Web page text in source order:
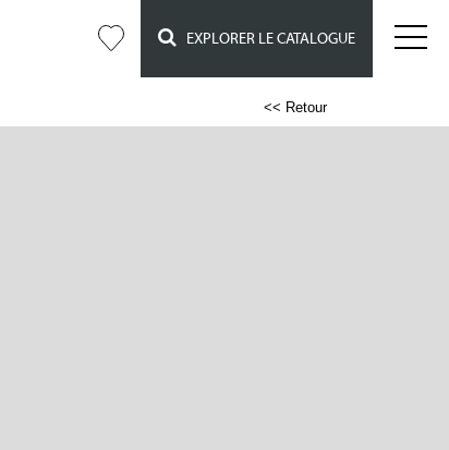
EXPLORER LE CATALOGUE
<< Retour